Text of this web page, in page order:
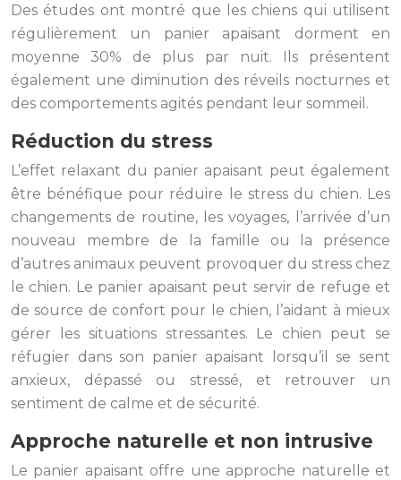
Des études ont montré que les chiens qui utilisent
régulièrement un panier apaisant dorment en
moyenne 30% de plus par nuit. Ils présentent
également une diminution des réveils nocturnes et
des comportements agités pendant leur sommeil.
Réduction du stress
L’effet relaxant du panier apaisant peut également
être bénéfique pour réduire le stress du chien. Les
changements de routine, les voyages, l’arrivée d’un
nouveau membre de la famille ou la présence
d’autres animaux peuvent provoquer du stress chez
le chien. Le panier apaisant peut servir de refuge et
de source de confort pour le chien, l’aidant à mieux
gérer les situations stressantes. Le chien peut se
réfugier dans son panier apaisant lorsqu’il se sent
anxieux, dépassé ou stressé, et retrouver un
sentiment de calme et de sécurité.
Approche naturelle et non intrusive
Le panier apaisant offre une approche naturelle et